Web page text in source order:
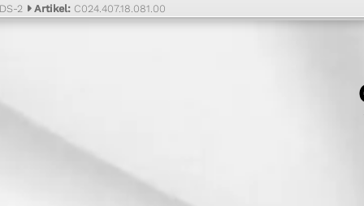
DS-2 Artikel: C024.407.18.081.00